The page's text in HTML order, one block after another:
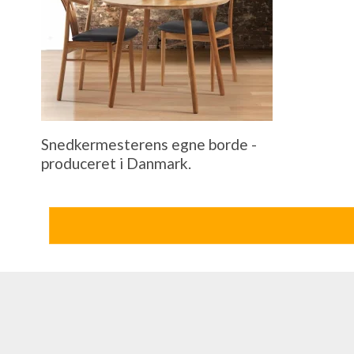
Snedkermesterens egne borde -
produceret i Danmark.